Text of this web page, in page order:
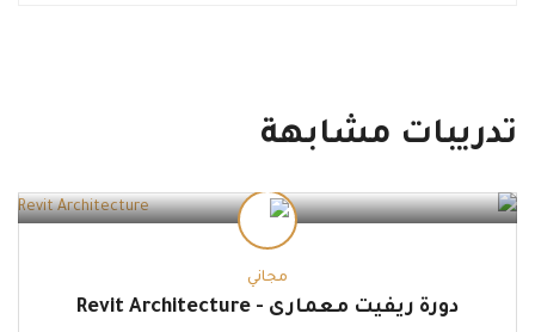
تدريبات مشابهة
مجاني
دورة ريفيت معمارى - Revit Architecture